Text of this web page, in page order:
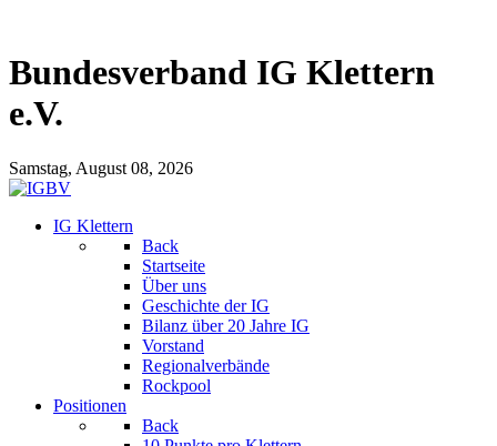
Bundesverband IG Klettern
e.V.
Samstag, August 08, 2026
IG Klettern
Back
Startseite
Über uns
Geschichte der IG
Bilanz über 20 Jahre IG
Vorstand
Regionalverbände
Rockpool
Positionen
Back